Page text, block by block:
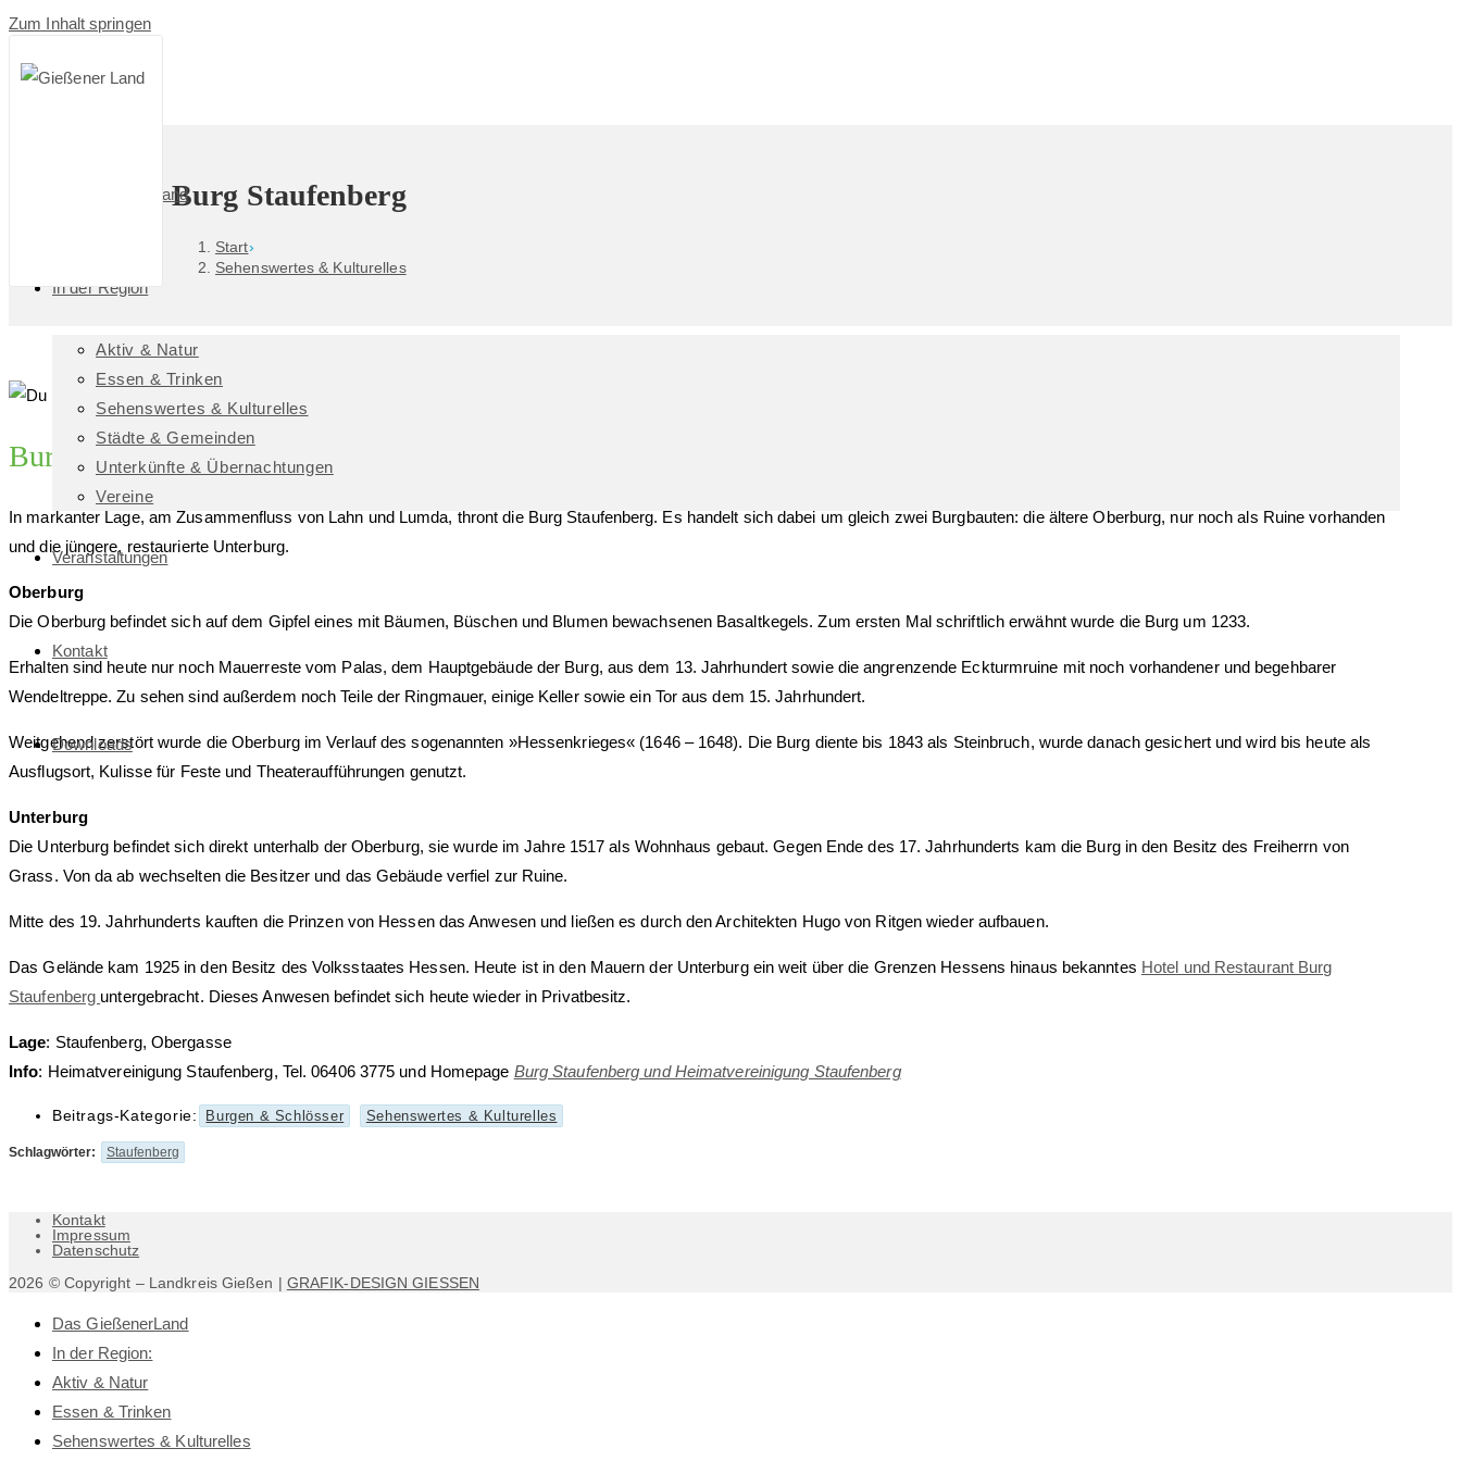
Zum Inhalt springen
Das GießenerLand
In der Region
Aktiv & Natur
Essen & Trinken
Sehenswertes & Kulturelles
Städte & Gemeinden
Unterkünfte & Übernachtungen
Vereine
Veranstaltungen
Kontakt
Downloads
Burg Staufenberg
Start›
Sehenswertes & Kulturelles
Burganlage Staufenberg
In markanter Lage, am Zusammenfluss von Lahn und Lumda, thront die Burg Staufenberg. Es handelt sich dabei um gleich zwei Burgbauten: die ältere Oberburg, nur noch als Ruine vorhanden
und die jüngere, restaurierte Unterburg.
Oberburg
Die Oberburg befindet sich auf dem Gipfel eines mit Bäumen, Büschen und Blumen bewachsenen Basaltkegels. Zum ersten Mal schriftlich erwähnt wurde die Burg um 1233.
Erhalten sind heute nur noch Mauerreste vom Palas, dem Hauptgebäude der Burg, aus dem 13. Jahrhundert sowie die angrenzende Eckturmruine mit noch vorhandener und begehbarer
Wendeltreppe. Zu sehen sind außerdem noch Teile der Ringmauer, einige Keller sowie ein Tor aus dem 15. Jahrhundert.
Weitgehend zerstört wurde die Oberburg im Verlauf des sogenannten »Hessenkrieges« (1646 – 1648). Die Burg diente bis 1843 als Steinbruch, wurde danach gesichert und wird bis heute als
Ausflugsort, Kulisse für Feste und Theateraufführungen genutzt.
Unterburg
Die Unterburg befindet sich direkt unterhalb der Oberburg, sie wurde im Jahre 1517 als Wohnhaus gebaut. Gegen Ende des 17. Jahrhunderts kam die Burg in den Besitz des Freiherrn von
Grass. Von da ab wechselten die Besitzer und das Gebäude verfiel zur Ruine.
Mitte des 19. Jahrhunderts kauften die Prinzen von Hessen das Anwesen und ließen es durch den Architekten Hugo von Ritgen wieder aufbauen.
Das Gelände kam 1925 in den Besitz des Volksstaates Hessen. Heute ist in den Mauern der Unterburg ein weit über die Grenzen Hessens hinaus bekanntes Hotel und Restaurant Burg
Staufenberg untergebracht. Dieses Anwesen befindet sich heute wieder in Privatbesitz.
Lage: Staufenberg, Obergasse
Info: Heimatvereinigung Staufenberg, Tel. 06406 3775 und Homepage Burg Staufenberg und Heimatvereinigung Staufenberg
Beitrags-Kategorie: Burgen & Schlösser Sehenswertes & Kulturelles
Schlagwörter: Staufenberg
Kontakt
Impressum
Datenschutz
2026 © Copyright – Landkreis Gießen | GRAFIK-DESIGN GIESSEN
Das GießenerLand
In der Region:
Aktiv & Natur
Essen & Trinken
Sehenswertes & Kulturelles